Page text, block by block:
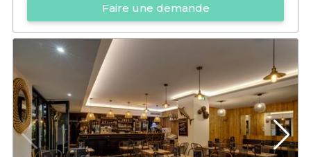
Faire une demande